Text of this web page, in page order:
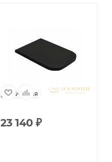
Италия
23 140 ₽